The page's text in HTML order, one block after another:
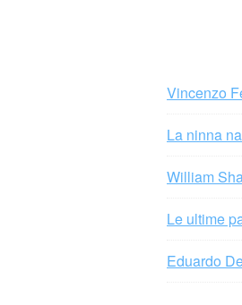
Vincenzo
La ninna
William
Le ultime
Eduardo